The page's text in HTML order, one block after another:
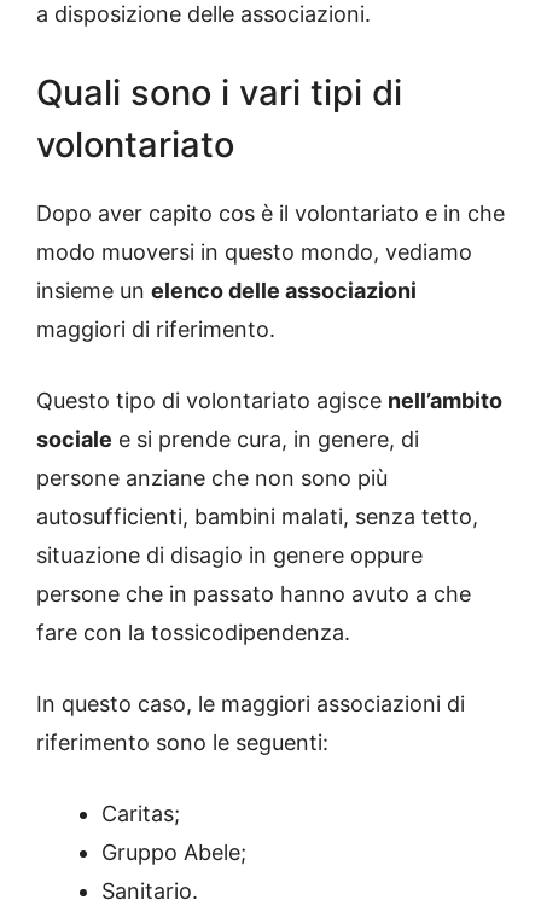
a disposizione delle associazioni.
Quali sono i vari tipi di
volontariato
Dopo aver capito cos è il volontariato e in che
modo muoversi in questo mondo, vediamo
insieme un elenco delle associazioni
maggiori di riferimento.
Questo tipo di volontariato agisce nell’ambito
sociale e si prende cura, in genere, di
persone anziane che non sono più
autosufficienti, bambini malati, senza tetto,
situazione di disagio in genere oppure
persone che in passato hanno avuto a che
fare con la tossicodipendenza.
In questo caso, le maggiori associazioni di
riferimento sono le seguenti:
Caritas;
Gruppo Abele;
Sanitario.